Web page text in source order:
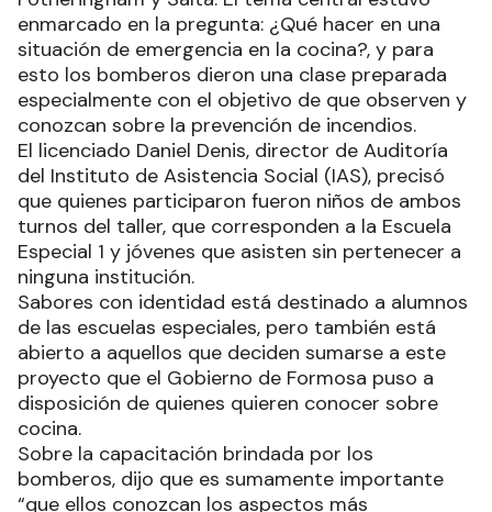
enmarcado en la pregunta: ¿Qué hacer en una
situación de emergencia en la cocina?, y para
esto los bomberos dieron una clase preparada
especialmente con el objetivo de que observen y
conozcan sobre la prevención de incendios.
El licenciado Daniel Denis, director de Auditoría
del Instituto de Asistencia Social (IAS), precisó
que quienes participaron fueron niños de ambos
turnos del taller, que corresponden a la Escuela
Especial 1 y jóvenes que asisten sin pertenecer a
ninguna institución.
Sabores con identidad está destinado a alumnos
de las escuelas especiales, pero también está
abierto a aquellos que deciden sumarse a este
proyecto que el Gobierno de Formosa puso a
disposición de quienes quieren conocer sobre
cocina.
Sobre la capacitación brindada por los
bomberos, dijo que es sumamente importante
“que ellos conozcan los aspectos más